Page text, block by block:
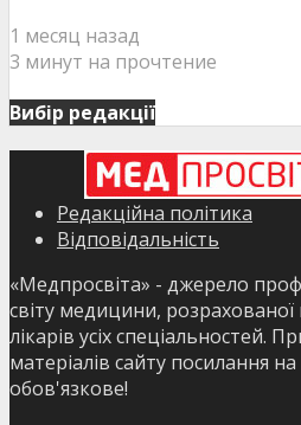
1 месяц назад
3 минут на прочтение
Вибір редакції
Редакційна політика
Відповідальність
«Медпросвіта» - джерело
світу медицини,
лікарів усіх спеціальностей.
матеріалів сайту посилання
обов'язкове!